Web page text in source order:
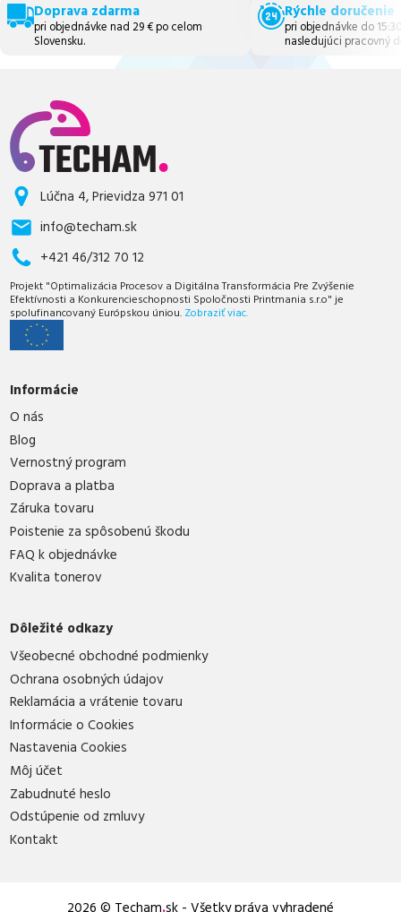
Doprava zdarma
pri objednávke nad 29 € po celom
Slovensku.
Rýchle doručenie
pri objednávke do
nasledujúci pracovný
Lúčna 4, Prievidza 971 01
info@techam.sk
+421 46/312 70 12
Projekt "Optimalizácia Procesov a Digitálna Transformácia Pre Zvýšenie
Efektívnosti a Konkurencieschopnosti Spoločnosti Printmania s.r.o" je
spolufinancovaný Európskou úniou. Zobraziť viac.
Informácie
O nás
Blog
Vernostný program
Doprava a platba
Záruka tovaru
Poistenie za spôsobenú škodu
FAQ k objednávke
Kvalita tonerov
Dôležité odkazy
Všeobecné obchodné podmienky
Ochrana osobných údajov
Reklamácia a vrátenie tovaru
Informácie o Cookies
Nastavenia Cookies
Môj účet
Zabudnuté heslo
Odstúpenie od zmluvy
Kontakt